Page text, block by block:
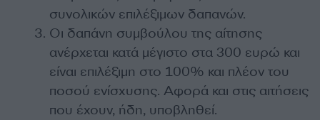
συνολικών επιλέξιμων δαπανών.
Οι δαπάνη συμβούλου της αίτησης
ανέρχεται κατά μέγιστο στα 300 ευρώ και
είναι επιλέξιμη στο 100% και πλέον του
ποσού ενίσχυσης. Aφορά και στις αιτήσεις
που έχουν, ήδη, υποβληθεί.